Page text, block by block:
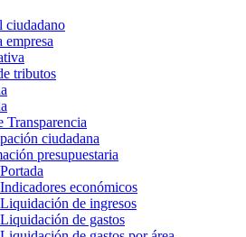
ciudadano
empresa
tributos
Transparencia
ciudadana
presupuestaria
Portada
Indicadores económicos
Liquidación de ingresos
Liquidación de gastos